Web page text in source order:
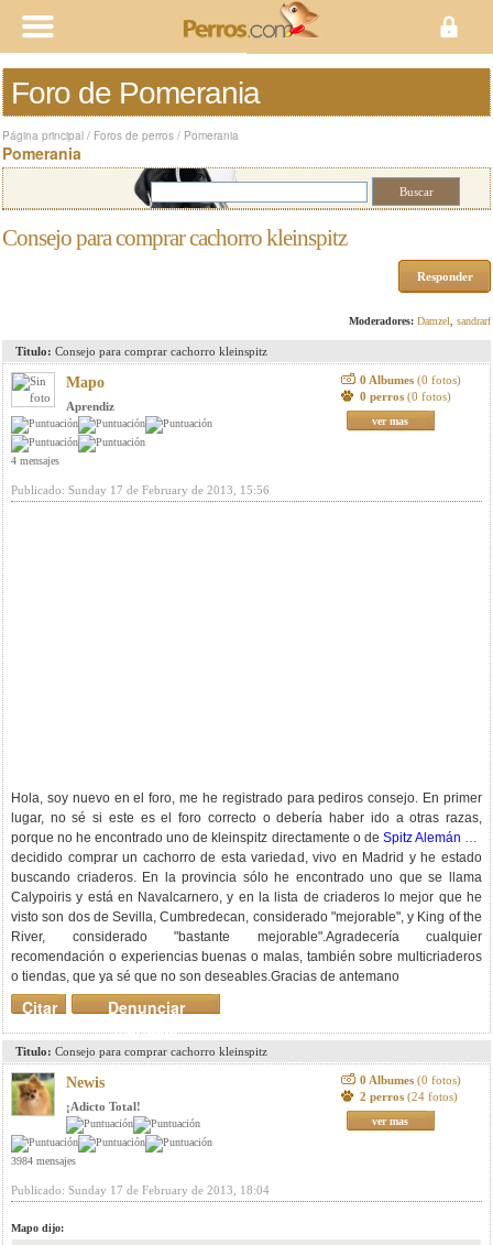
Foro de Pomerania
Página principal / Foros de perros / Pomerania
Pomerania
Consejo para comprar cachorro kleinspitz
Responder
Moderadores: Damzel sandrarf
Titulo: Consejo para comprar cachorro kleinspitz
Mapo
Aprendiz
4 mensajes
0 Albumes (0 fotos)
0 perros (0 fotos)
ver mas
Publicado: Sunday 17 de February de 2013, 15:56
Hola, soy nuevo en el foro, me he registrado para pediros consejo. En primer
lugar, no sé si este es el foro correcto o debería haber ido a otras razas,
porque no he encontrado uno de kleinspitz directamente o de Spitz Alemán He
decidido comprar un cachorro de esta variedad, vivo en Madrid y he estado
buscando criaderos. En la provincia sólo he encontrado uno que se llama
Calypoiris y está en Navalcarnero, y en la lista de criaderos lo mejor que he
visto son dos de Sevilla, Cumbredecan, considerado "mejorable", y King of the
River, considerado "bastante mejorable".Agradecería cualquier
recomendación o experiencias buenas o malas, también sobre multicriaderos
o tiendas, que ya sé que no son deseables.Gracias de antemano
Denunciar
mensaje
Citar
Titulo: Consejo para comprar cachorro kleinspitz
Newis
¡Adicto Total!
3984 mensajes
0 Albumes (0 fotos)
2 perros (24 fotos)
ver mas
Publicado: Sunday 17 de February de 2013, 18:04
Mapo dijo: